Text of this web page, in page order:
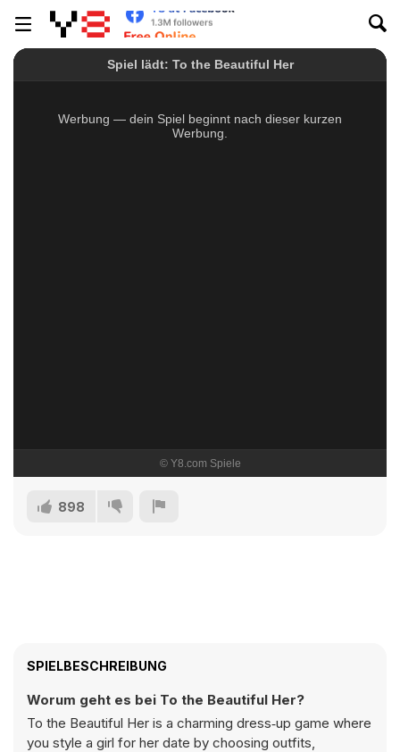
898
SPIELBESCHREIBUNG
Worum geht es bei To the Beautiful Her?
To the Beautiful Her is a charming dress‑up game where
you style a girl for her date by choosing outfits,